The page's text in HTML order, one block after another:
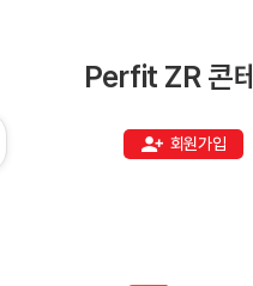
Perfit ZR 콘
회원가입